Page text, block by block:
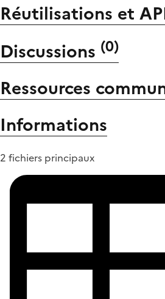
Réutilisations et
Discussions (0)
Ressources
Informations
2 fichiers principaux